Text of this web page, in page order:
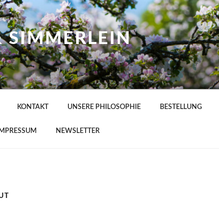
SIMMERLEIN
KONTAKT UNSERE PHILOSOPHIE BESTELLUNG
NEWSLETTER